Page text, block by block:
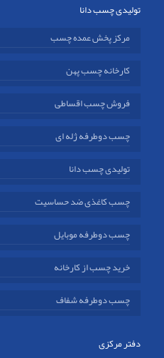
تولیدی چسب دانا
مرکز پخش عمده چسب
کارخانه چسب پهن
فروش چسب اقساطی
چسب دوطرفه ژله ای
تولیدی چسب دانا
چسب کاغذی ضد حساسیت
چسب دوطرفه موبایل
خرید چسب از کارخانه
چسب دوطرفه شفاف
دفتر مرکزی